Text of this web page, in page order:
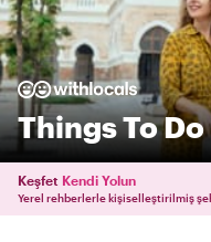
Things To
Keşfet Kendi Yolun
Yerel rehberlerle kişiselleştirilmiş